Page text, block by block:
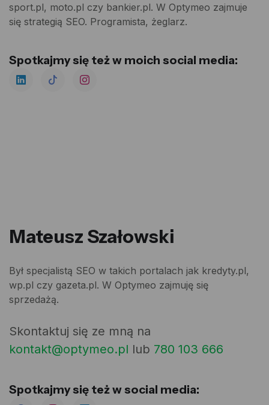
sport.pl, moto.pl czy bankier.pl. W Optymeo zajmuje
się strategią SEO. Programista, żeglarz.
Spotkajmy się też w moich social media:
Mateusz Szałowski
Był specjalistą SEO w takich portalach jak kredyty.pl,
wp.pl czy gazeta.pl. W Optymeo zajmuję się
sprzedażą.
Skontaktuj się ze mną na
kontakt@optymeo.pl lub 780 103 666
Spotkajmy się też w social media: